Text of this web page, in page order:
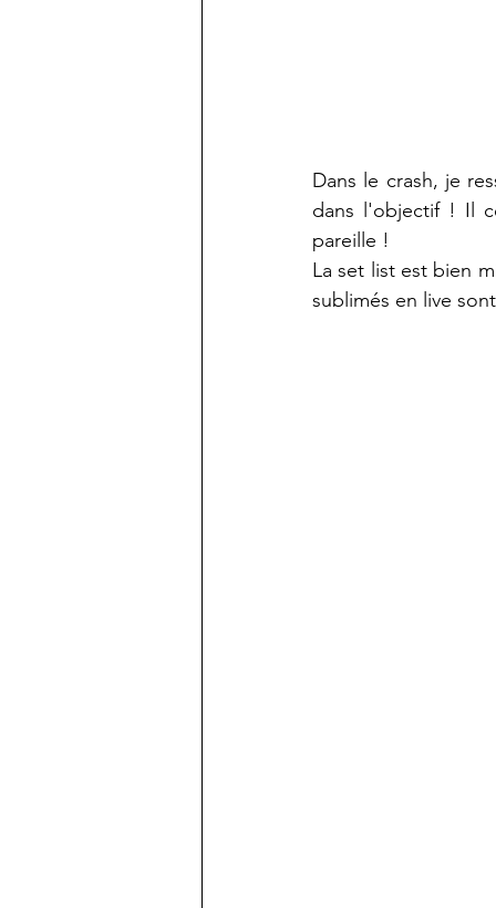
Dans le crash, je
dans l'objectif ! Il
pareille !
La set list est bien
sublimés en live